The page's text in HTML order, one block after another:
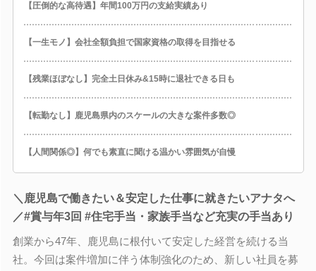
【圧倒的な高待遇】年間100万円の支給実績あり
【一生モノ】会社全額負担で国家資格の取得を目指せる
【残業ほぼなし】完全土日休み&15時に退社できる日も
【転勤なし】鹿児島県内のスケールの大きな案件多数◎
【人間関係◎】何でも素直に聞ける温かい雰囲気が自慢
＼鹿児島で働きたい＆安定した仕事に就きたいアナタへ
／#賞与年3回 #住宅手当・家族手当など充実の手当あり
創業から47年、鹿児島に根付いて安定した経営を続ける当
社。今回は案件増加に伴う体制強化のため、新しい社員を募